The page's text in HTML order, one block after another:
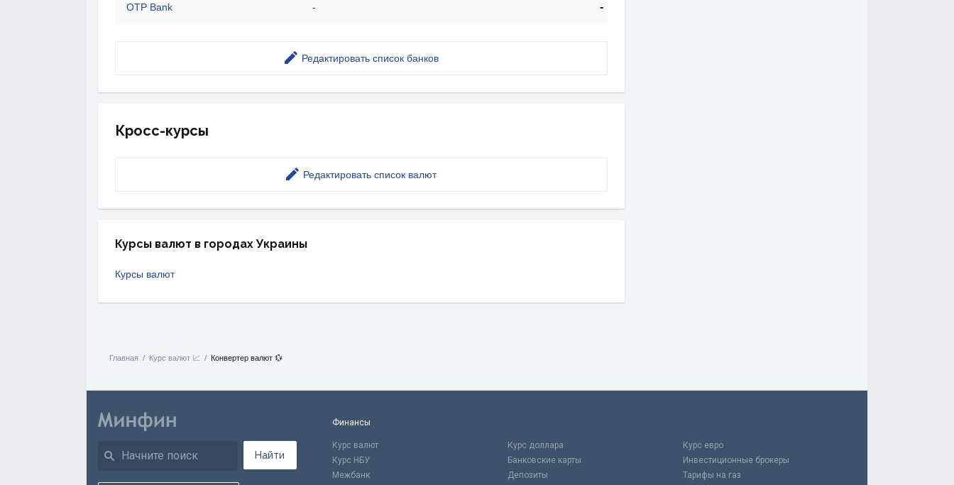
OTP Bank - -
Редактировать список банков
Кросс-курсы
Редактировать список валют
Курсы валют в городах Украины
Курсы валют
Главная Курс валют 📈 Конвертер валют 💱
Найти
Финансы
Курс валют Курс доллара
Курс евро
Курс НБУ
Банковские карты
Инвестиционные брокеры
Межбанк
Депозиты Тарифы на газ